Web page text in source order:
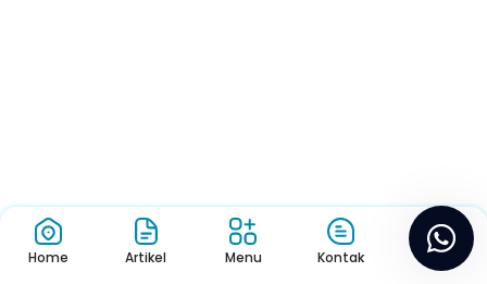
Home Artikel Menu Kontak Login